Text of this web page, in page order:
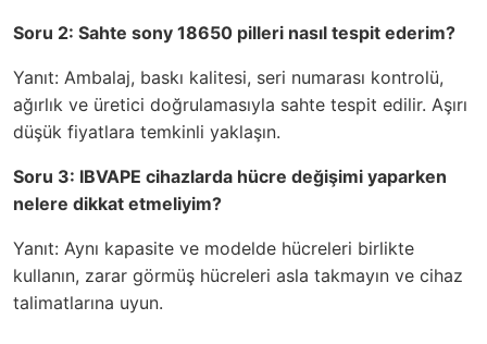
Soru 2: Sahte sony 18650 pilleri nasıl tespit ederim?
Yanıt: Ambalaj, baskı kalitesi, seri numarası kontrolü,
ağırlık ve üretici doğrulamasıyla sahte tespit edilir. Aşırı
düşük fiyatlara temkinli yaklaşın.
Soru 3: IBVAPE cihazlarda hücre değişimi yaparken
nelere dikkat etmeliyim?
Yanıt: Aynı kapasite ve modelde hücreleri birlikte
kullanın, zarar görmüş hücreleri asla takmayın ve cihaz
talimatlarına uyun.